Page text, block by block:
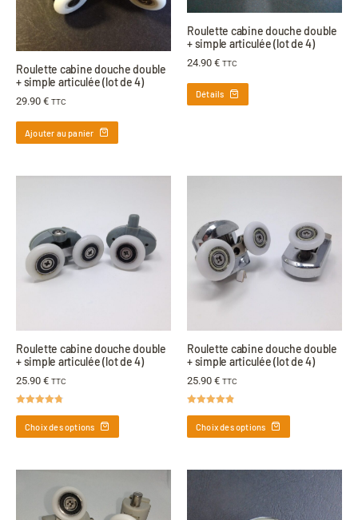
Roulette cabine douche double
+ simple articulée (lot de 4)
29.90 € TTC
Ajouter au panier
Roulette cabine douche double
+ simple articulée (lot de 4)
24.90 € TTC
Détails
Roulette cabine douche double
+ simple articulée (lot de 4)
25.90 € TTC
Choix des options
Roulette cabine douche double
+ simple articulée (lot de 4)
25.90 € TTC
Choix des options